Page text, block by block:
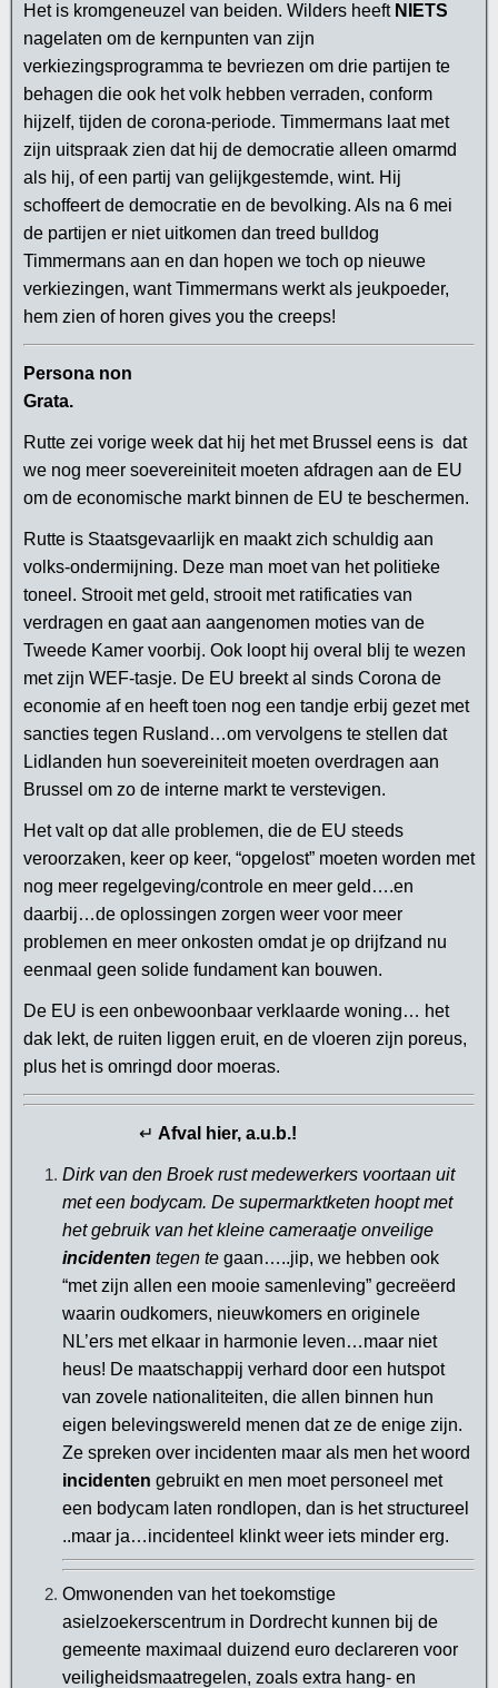
Het is kromgeneuzel van beiden. Wilders heeft NIETS
nagelaten om de kernpunten van zijn
verkiezingsprogramma te bevriezen om drie partijen te
behagen die ook het volk hebben verraden, conform
hijzelf, tijden de corona-periode. Timmermans laat met
zijn uitspraak zien dat hij de democratie alleen omarmd
als hij, of een partij van gelijkgestemde, wint. Hij
schoffeert de democratie en de bevolking. Als na 6 mei
de partijen er niet uitkomen dan treed bulldog
Timmermans aan en dan hopen we toch op nieuwe
verkiezingen, want Timmermans werkt als jeukpoeder,
hem zien of horen gives you the creeps!
Persona non
Grata.
Rutte zei vorige week dat hij het met Brussel eens is dat
we nog meer soevereiniteit moeten afdragen aan de EU
om de economische markt binnen de EU te beschermen.
Rutte is Staatsgevaarlijk en maakt zich schuldig aan
volks-ondermijning. Deze man moet van het politieke
toneel. Strooit met geld, strooit met ratificaties van
verdragen en gaat aan aangenomen moties van de
Tweede Kamer voorbij. Ook loopt hij overal blij te wezen
met zijn WEF-tasje. De EU breekt al sinds Corona de
economie af en heeft toen nog een tandje erbij gezet met
sancties tegen Rusland…om vervolgens te stellen dat
Lidlanden hun soevereiniteit moeten overdragen aan
Brussel om zo de interne markt te verstevigen.
Het valt op dat alle problemen, die de EU steeds
veroorzaken, keer op keer, “opgelost” moeten worden met
nog meer regelgeving/controle en meer geld….en
daarbij…de oplossingen zorgen weer voor meer
problemen en meer onkosten omdat je op drijfzand nu
eenmaal geen solide fundament kan bouwen.
De EU is een onbewoonbaar verklaarde woning… het
dak lekt, de ruiten liggen eruit, en de vloeren zijn poreus,
plus het is omringd door moeras.
↵ Afval hier, a.u.b.!
Dirk van den Broek rust medewerkers voortaan uit
met een bodycam. De supermarktketen hoopt met
het gebruik van het kleine cameraatje onveilige
incidenten tegen te gaan…..jip, we hebben ook
“met zijn allen een mooie samenleving” gecreëerd
waarin oudkomers, nieuwkomers en originele
NL’ers met elkaar in harmonie leven…maar niet
heus! De maatschappij verhard door een hutspot
van zovele nationaliteiten, die allen binnen hun
eigen belevingswereld menen dat ze de enige zijn.
Ze spreken over incidenten maar als men het woord
incidenten gebruikt en men moet personeel met
een bodycam laten rondlopen, dan is het structureel
..maar ja…incidenteel klinkt weer iets minder erg.
Omwonenden van het toekomstige
asielzoekerscentrum in Dordrecht kunnen bij de
gemeente maximaal duizend euro declareren voor
veiligheidsmaatregelen, zoals extra hang- en